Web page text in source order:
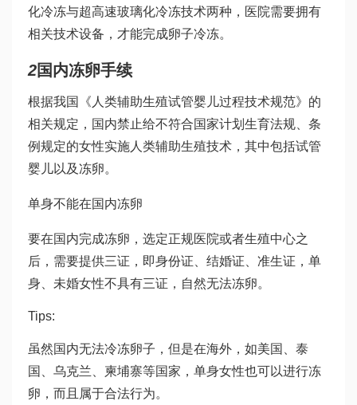
化冷冻与超高速玻璃化冷冻技术两种，医院需要拥有
相关技术设备，才能完成卵子冷冻。
2国内冻卵手续
根据我国《人类辅助生殖试管婴儿过程技术规范》的
相关规定，国内禁止给不符合国家计划生育法规、条
例规定的女性实施人类辅助生殖技术，其中包括试管
婴儿以及冻卵。
单身不能在国内冻卵
要在国内完成冻卵，选定正规医院或者生殖中心之
后，需要提供三证，即身份证、结婚证、准生证，单
身、未婚女性不具有三证，自然无法冻卵。
Tips:
虽然国内无法冷冻卵子，但是在海外，如美国、泰
国、乌克兰、柬埔寨等国家，单身女性也可以进行冻
卵，而且属于合法行为。